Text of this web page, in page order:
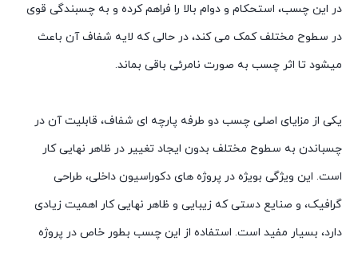
در این چسب، استحکام و دوام بالا را فراهم کرده و به چسبندگی قوی
در سطوح مختلف کمک می کند، در حالی که لایه شفاف آن باعث
میشود تا اثر چسب به صورت نامرئی باقی بماند.
یکی از مزایای اصلی چسب دو طرفه پارچه ای شفاف، قابلیت آن در
چسباندن به سطوح مختلف بدون ایجاد تغییر در ظاهر نهایی کار
است. این ویژگی بویژه در پروژه های دکوراسیون داخلی، طراحی
گرافیک، و صنایع دستی که زیبایی و ظاهر نهایی کار اهمیت زیادی
دارد، بسیار مفید است. استفاده از این چسب بطور خاص در پروژه